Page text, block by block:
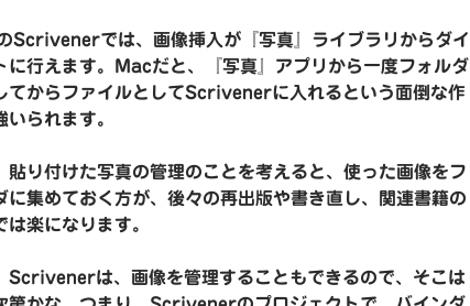
Scrivenerでは、画像挿入が『写真』ライブラリからダイ
に行えます。Macだと、『写真』アプリから一度フォルダ
てからファイルとしてScrivenerに入れるという面倒な作
いられます。
貼り付けた写真の管理のことを考えると、使った画像をフ
に集めておく方が、後々の再出版や書き直し、関連書籍の
は楽になります。
Scrivenerは、画像を管理することもできるので、そこは